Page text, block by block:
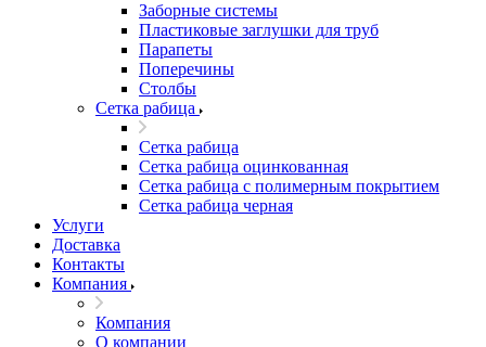
Заборные системы
Пластиковые заглушки для труб
Парапеты
Поперечины
Столбы
Сетка рабица
Сетка рабица
Сетка рабица оцинкованная
Сетка рабица с полимерным покрытием
Сетка рабица черная
Услуги
Доставка
Контакты
Компания
Компания
О компании